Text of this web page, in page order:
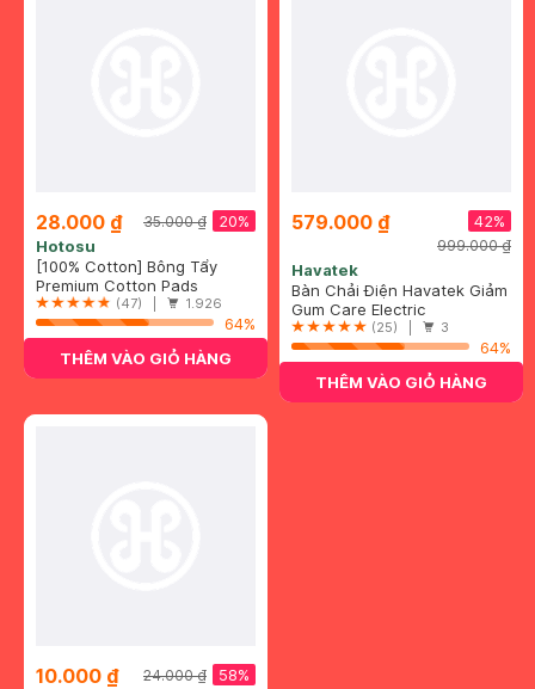
28.000 ₫ 20%
35.000 ₫
Hotosu
[100% Cotton] Bông Tẩy
Trang Hotosu Cao Cấp 150
Miếng
Premium Cotton Pads
(47) | 1.926
64%
THÊM VÀO GIỎ HÀNG
579.000 ₫ 42%
999.000 ₫
Havatek
Bàn Chải Điện Havatek Giảm
Chấn Nướu Màu Hồng
Gum Care Electric
Toothbrush(25) | 3
64%
THÊM VÀO GIỎ HÀNG
10.000 ₫ 58%
24.000 ₫